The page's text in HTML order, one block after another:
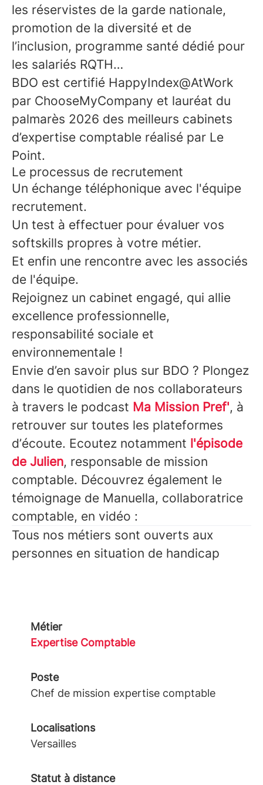
les réservistes de la garde nationale,
promotion de la diversité et de
l’inclusion, programme santé dédié pour
les salariés RQTH…
BDO est certifié HappyIndex@AtWork
par ChooseMyCompany et lauréat du
palmarès 2026 des meilleurs cabinets
d’expertise comptable réalisé par Le
Point.
Le processus de recrutement
Un échange téléphonique avec l'équipe
recrutement.
Un test à effectuer pour évaluer vos
softskills propres à votre métier.
Et enfin une rencontre avec les associés
de l'équipe.
Rejoignez un cabinet engagé, qui allie
excellence professionnelle,
responsabilité sociale et
environnementale !
Envie d’en savoir plus sur BDO ? Plongez
dans le quotidien de nos collaborateurs
à travers le podcast Ma Mission Pref', à
retrouver sur toutes les plateformes
d’écoute. Ecoutez notamment l'épisode
de Julien, responsable de mission
comptable. Découvrez également le
témoignage de Manuella, collaboratrice
comptable, en vidéo :
Tous nos métiers sont ouverts aux
personnes en situation de handicap
Métier
Expertise Comptable
Poste
Chef de mission expertise comptable
Localisations
Versailles
Statut à distance